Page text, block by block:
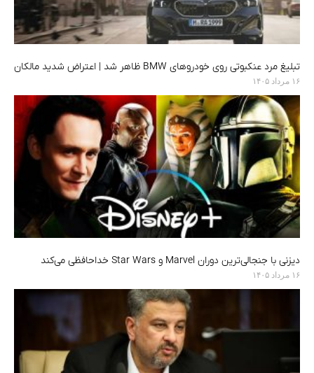
تبلیغ مرد عنکبوتی روی خودروهای BMW ظاهر شد | اعتراض شدید مالکان
۱۶ مرداد ۱۴۰۵
دیزنی با جنجالی‌ترین دوران Marvel و Star Wars خداحافظی می‌کند
۱۶ مرداد ۱۴۰۵